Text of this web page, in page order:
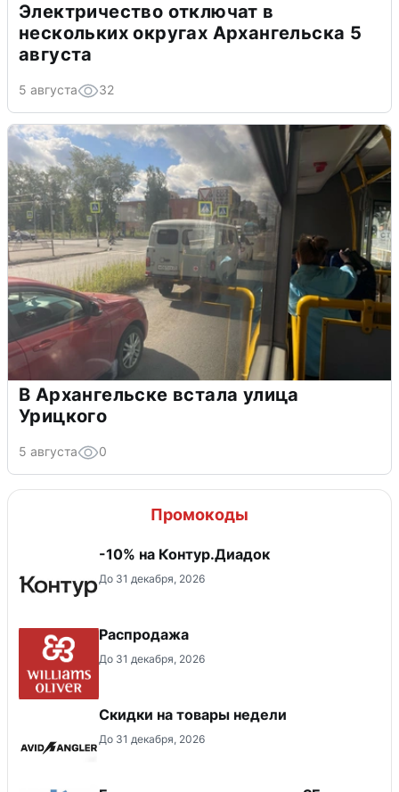
Электричество отключат в
нескольких округах Архангельска 5
августа
5 августа 32
В Архангельске встала улица
Урицкого
5 августа 0
Промокоды
-10% на Контур.Диадок
До 31 декабря, 2026
Распродажа
До 31 декабря, 2026
Скидки на товары недели
До 31 декабря, 2026